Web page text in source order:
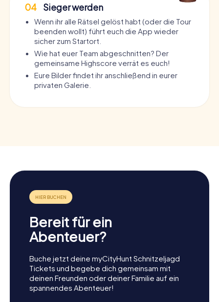
04 Sieger werden
Wenn ihr alle Rätsel gelöst habt (oder die Tour
beenden wollt) führt euch die App wieder
sicher zum Startort.
Wie hat euer Team abgeschnitten? Der
gemeinsame Highscore verrät es euch!
Eure Bilder findet ihr anschließend in eurer
privaten Galerie.
Bereit für ein
Abenteuer?
Buche jetzt deine myCityHunt Schnitzeljagd
Tickets und begebe dich gemeinsam mit
deinen Freunden oder deiner Familie auf ein
spannendes Abenteuer!